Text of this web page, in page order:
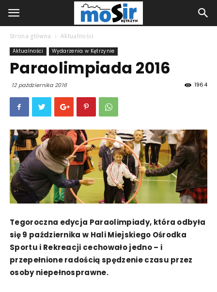
Strona główna Aktualności
Aktualności Wydarzenia w Kętrzynie
Paraolimpiada 2016
12 października 2016 1964
Tegoroczna edycja Paraolimpiady, która odbyła
się 9 października w Hali Miejskiego Ośrodka
Sportu i Rekreacji cechowało jedno – i
przepełnione radością spędzenie czasu przez
osoby niepełnosprawne.